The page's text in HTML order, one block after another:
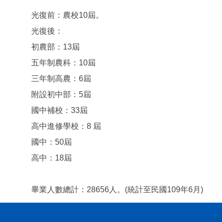
光復前：農校10屆。
光復後：
初農部：13屆
五年制農科：10屆
三年制高農：6屆
附設初中部：5屆
國中補校：33屆
高中進修學校：8 屆
國中：50屆
高中：18屆
畢業人數總計：28656人。(統計至民國109年6月)